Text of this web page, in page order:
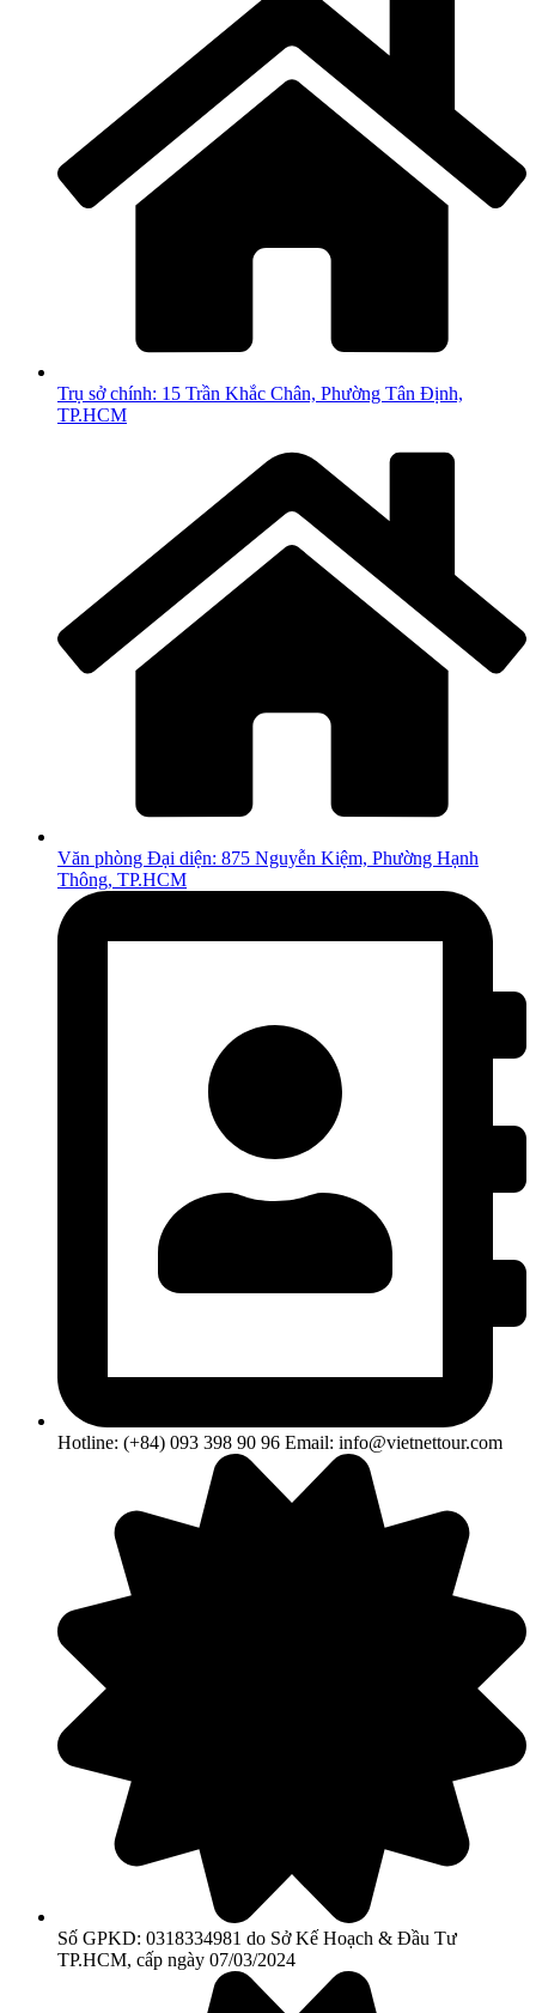
Trụ sở chính: 15 Trần Khắc Chân, Phường Tân Định,
TP.HCM
Văn phòng Đại diện: 875 Nguyễn Kiệm, Phường Hạnh
Thông, TP.HCM
Hotline: (+84) 093 398 90 96 Email: info@vietnettour.com
Số GPKD: 0318334981 do Sở Kế Hoạch & Đầu Tư
TP.HCM, cấp ngày 07/03/2024